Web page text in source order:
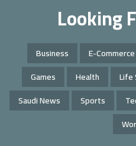
Looking
Business E-Commerce
Games
Health Life
Saudi News
Sports